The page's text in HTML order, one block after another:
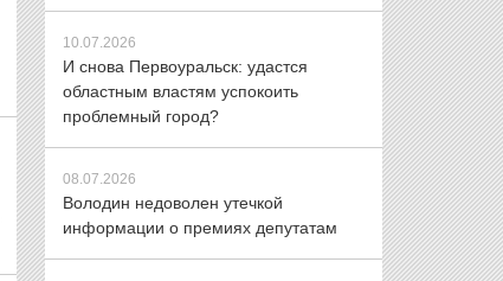
10.07.2026
И снова Первоуральск: удастся
областным властям успокоить
проблемный город?
08.07.2026
Володин недоволен утечкой
информации о премиях депутатам